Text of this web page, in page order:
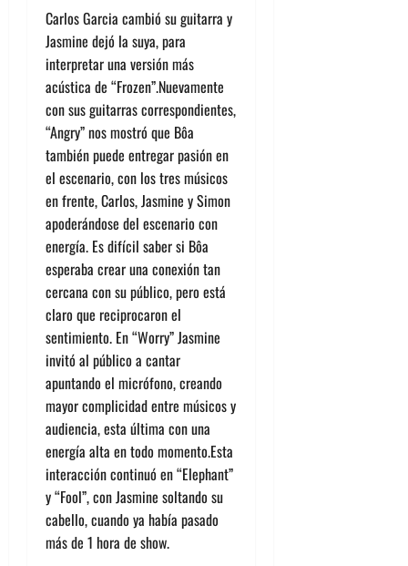
Carlos Garcia cambió su guitarra y
Jasmine dejó la suya, para
interpretar una versión más
acústica de “Frozen”.Nuevamente
con sus guitarras correspondientes,
“Angry” nos mostró que Bôa
también puede entregar pasión en
el escenario, con los tres músicos
en frente, Carlos, Jasmine y Simon
apoderándose del escenario con
energía. Es difícil saber si Bôa
esperaba crear una conexión tan
cercana con su público, pero está
claro que reciprocaron el
sentimiento. En “Worry” Jasmine
invitó al público a cantar
apuntando el micrófono, creando
mayor complicidad entre músicos y
audiencia, esta última con una
energía alta en todo momento.Esta
interacción continuó en “Elephant”
y “Fool”,con Jasmine soltando su
cabello,cuando ya había pasado
más de 1 hora de show.